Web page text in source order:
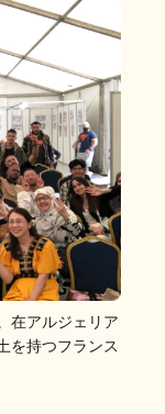
在アルジェリア
を持つフランス